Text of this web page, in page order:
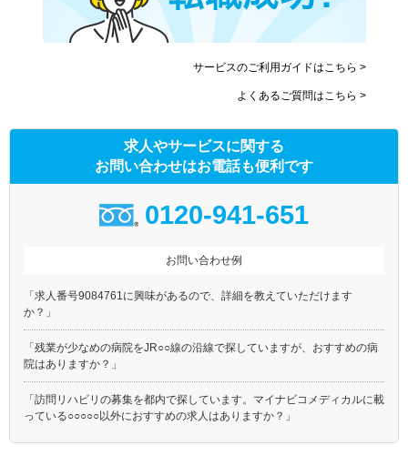
サービスのご利用ガイドはこちら >
よくあるご質問はこちら >
求人やサービスに関する
お問い合わせはお電話も便利です
0120-941-651
お問い合わせ例
「求人番号9084761に興味があるので、詳細を教えていただけます
か？」
「残業が少なめの病院をJR○○線の沿線で探していますが、おすすめの病
院はありますか？」
「訪問リハビリの募集を都内で探しています。マイナビコメディカルに載
っている○○○○○以外におすすめの求人はありますか？」